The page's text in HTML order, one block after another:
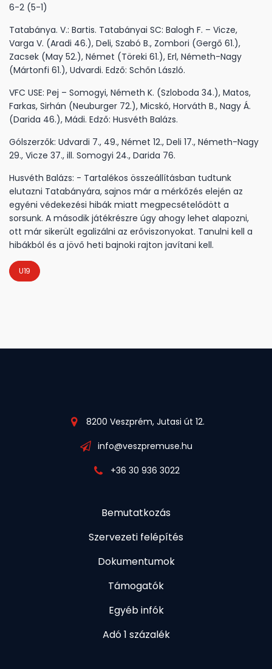
6-2 (5-1)
Tatabánya. V.: Bartis. Tatabányai SC: Balogh F. – Vicze,
Varga V. (Aradi 46.), Deli, Szabó B., Zombori (Gergő 61.),
Zacsek (May 52.), Német (Töreki 61.), Erl, Németh-Nagy
(Mártonfi 61.), Udvardi. Edző: Schőn László.
VFC USE: Pej – Somogyi, Németh K. (Szloboda 34.), Matos,
Farkas, Sirhán (Neuburger 72.), Micskó, Horváth B., Nagy Á.
(Darida 46.), Mádi. Edző: Husvéth Balázs.
Gólszerzők: Udvardi 7., 49., Német 12., Deli 17., Németh-Nagy
29., Vicze 37., ill. Somogyi 24., Darida 76.
Husvéth Balázs: - Tartalékos összeállításban tudtunk
elutazni Tatabányára, sajnos már a mérkőzés elején az
egyéni védekezési hibák miatt megpecsételődött a
sorsunk. A második játékrészre úgy ahogy lehet alapozni,
ott már sikerült egalizálni az erőviszonyokat. Tanulni kell a
hibákból és a jövő heti bajnoki rajton javítani kell.
U19
8200 Veszprém, Jutasi út 12.
info@veszpremuse.hu
+36 30 936 3022
Bemutatkozás
Szervezeti felépítés
Dokumentumok
Támogatók
Egyéb infók
Adó 1 százalék